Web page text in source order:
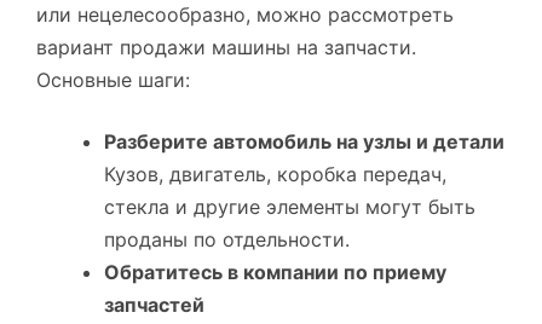
или нецелесообразно, можно рассмотреть
вариант продажи машины на запчасти.
Основные шаги:
Разберите автомобиль на узлы и детали
Кузов, двигатель, коробка передач,
стекла и другие элементы могут быть
проданы по отдельности.
Обратитесь в компании по приему
запчастей